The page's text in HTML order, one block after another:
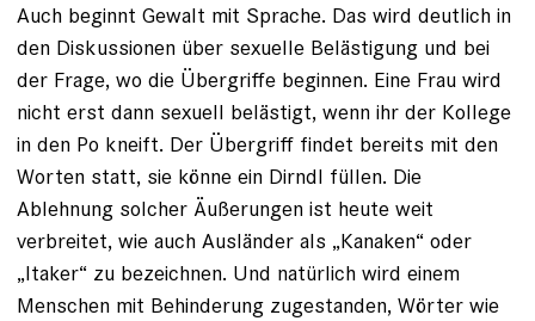
Auch beginnt Gewalt mit Sprache. Das wird deutlich in
den Diskussionen über sexuelle Belästigung und bei
der Frage, wo die Übergriffe beginnen. Eine Frau wird
nicht erst dann sexuell belästigt, wenn ihr der Kollege
in den Po kneift. Der Übergriff findet bereits mit den
Worten statt, sie könne ein Dirndl füllen. Die
Ablehnung solcher Äußerungen ist heute weit
verbreitet, wie auch Ausländer als „Kanaken“ oder
„Itaker“ zu bezeichnen. Und natürlich wird einem
Menschen mit Behinderung zugestanden, Wörter wie